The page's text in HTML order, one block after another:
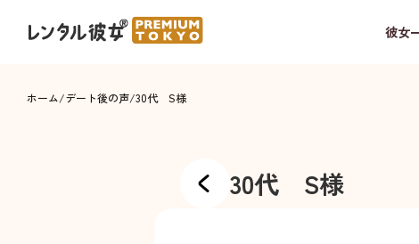
彼女
ホーム/デート後の声/30代 S様
30代 S様